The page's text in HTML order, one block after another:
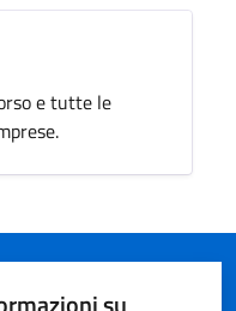
e tutte le